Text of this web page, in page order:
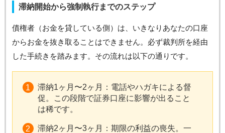
滞納開始から強制執行までのステップ
債権者（お金を貸している側）は、いきなりあなたの口座
からお金を抜き取ることはできません。必ず裁判所を経由
した手続きを踏みます。その流れは以下の通りです。
滞納1ヶ月〜2ヶ月：電話やハガキによる督
促。この段階で証券口座に影響が出ること
は稀です。
滞納2ヶ月〜3ヶ月：期限の利益の喪失。一